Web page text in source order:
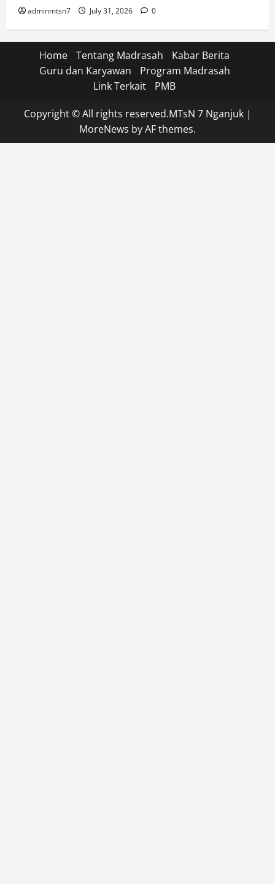
adminmtsn7 July 31, 2026 0
Home Tentang Madrasah
Kabar Berita
Guru dan Karyawan
Program Madrasah
Link Terkait
PMB
Copyright © All rights reserved.MTsN 7 Nganjuk |
MoreNews by AF themes.